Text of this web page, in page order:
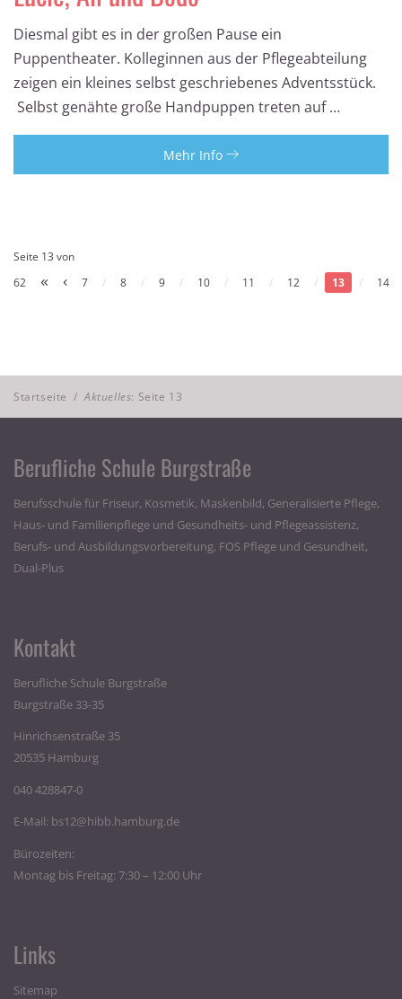
Diesmal gibt es in der großen Pause ein
Puppentheater. Kolleginnen aus der Pflegeabteilung
zeigen ein kleines selbst geschriebenes Adventsstück.
Selbst genähte große Handpuppen treten auf …
Mehr Info
Seite 13 von
62
« ‹ 7 / 8 / 9 / 10 / 11 / 12 / 13 / 14
Startseite /Aktuelles: Seite 13
Berufliche Schule Burgstraße
Berufsschule für Friseur, Kosmetik, Maskenbild, Generalisierte Pflege,
Haus- und Familienpflege und Gesundheits- und Pflegeassistenz,
Berufs- und Ausbildungsvorbereitung, FOS Pflege und Gesundheit,
Dual-Plus
Kontakt
Berufliche Schule Burgstraße
Burgstraße 33-35
Hinrichsenstraße 35
20535 Hamburg
040 428847-0
E-Mail: bs12@hibb.hamburg.de
Bürozeiten:
Montag bis Freitag: 7:30 – 12:00 Uhr
Links
Sitemap